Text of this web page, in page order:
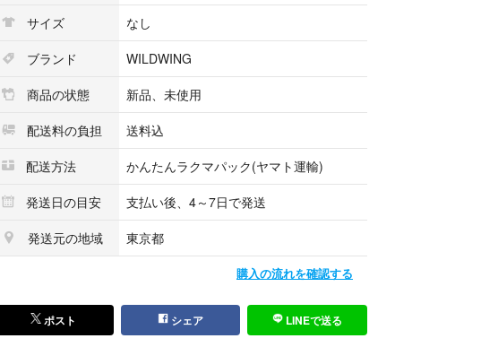
またブーツの脱ぎ履きを容易にするサイドファスナーは、お座敷の・
靴を脱ぐ機会の多い日本で重宝すること間違いなしです。
写真の段ボールで直接発送か、他の紙袋か段ボール箱に入れて発送予
定です。
未使用ですが素人の保管であることをご了承ください。
また店頭に並んでいたものですのでご理解の上購入願います。
#UNIバイクグッズ
#UNIウィンターグッズ
サイズ
なし
ブランド
WILDWING
商品の状態
新品、未使用
配送料の負担
送料込
配送方法
かんたんラクマパック(ヤマト運輸)
発送日の目安
支払い後、4～7日で発送
発送元の地域
東京都
購入の流れを確認する
ポスト シェア LINEで送る